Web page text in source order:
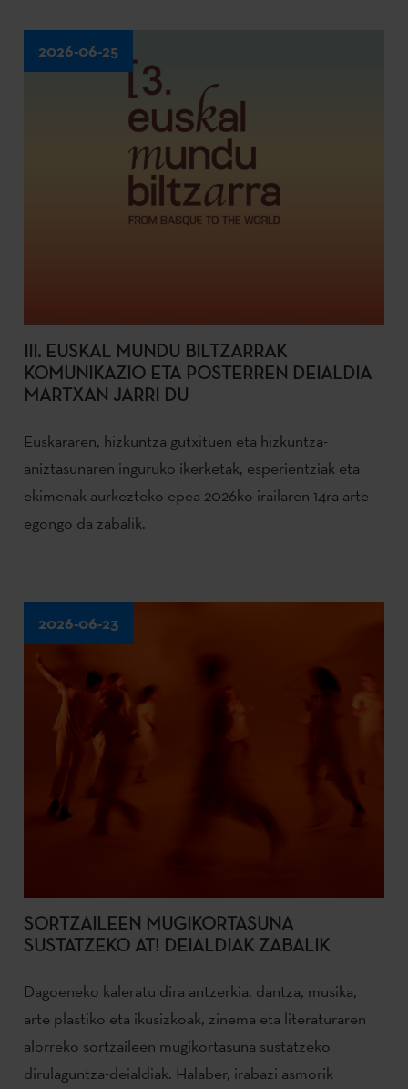
2026-06-25
III. EUSKAL MUNDU BILTZARRAK
KOMUNIKAZIO ETA POSTERREN DEIALDIA
MARTXAN JARRI DU
Euskararen, hizkuntza gutxituen eta hizkuntza-
aniztasunaren inguruko ikerketak, esperientziak eta
ekimenak aurkezteko epea 2026ko irailaren 14ra arte
egongo da zabalik.
2026-06-23
SORTZAILEEN MUGIKORTASUNA
SUSTATZEKO AT! DEIALDIAK ZABALIK
Dagoeneko kaleratu dira antzerkia, dantza, musika,
arte plastiko eta ikusizkoak, zinema eta literaturaren
alorreko sortzaileen mugikortasuna sustatzeko
dirulaguntza-deialdiak. Halaber, irabazi asmorik